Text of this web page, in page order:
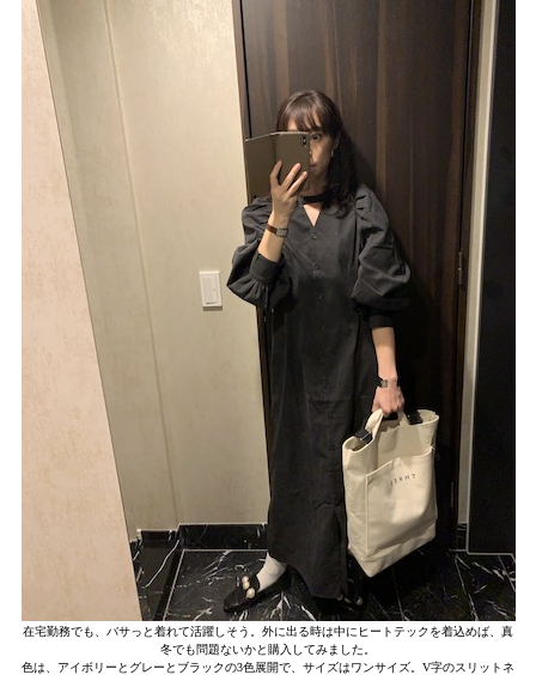
在宅勤務でも、バサっと着れて活躍しそう。外に出る時は中にヒートテックを着込めば、真
冬でも問題ないかと購入してみました。
色は、アイボリーとグレーとブラックの3色展開で、サイズはワンサイズ。V字のスリットネ